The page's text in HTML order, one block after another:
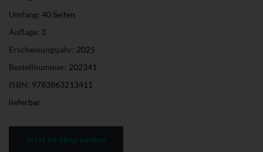
Umfang: 40 Seiten
Auflage: 3
Erscheinungsjahr: 2025
Bestellnummer: 202341
ISBN: 9783863213411
lieferbar